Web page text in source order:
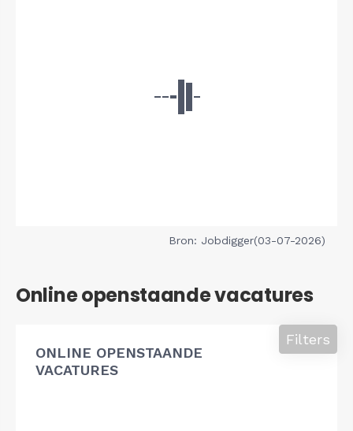
Bron: Jobdigger(03-07-2026)
Online openstaande vacatures
ONLINE OPENSTAANDE
VACATURES
Filters